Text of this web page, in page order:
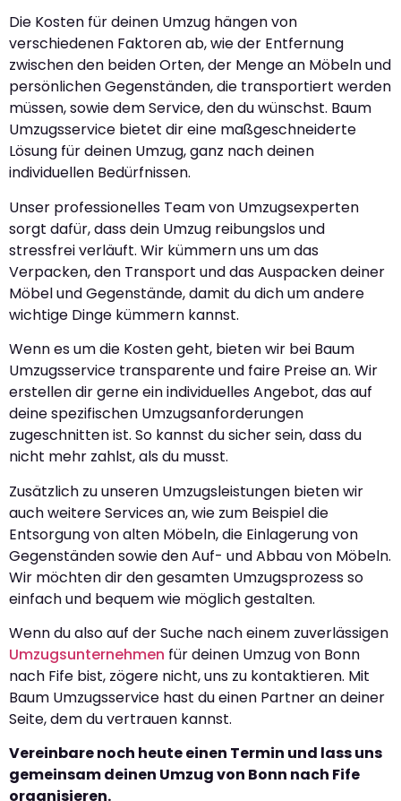
Die Kosten für deinen Umzug hängen von
verschiedenen Faktoren ab, wie der Entfernung
zwischen den beiden Orten, der Menge an Möbeln und
persönlichen Gegenständen, die transportiert werden
müssen, sowie dem Service, den du wünschst. Baum
Umzugsservice bietet dir eine maßgeschneiderte
Lösung für deinen Umzug, ganz nach deinen
individuellen Bedürfnissen.
Unser professionelles Team von Umzugsexperten
sorgt dafür, dass dein Umzug reibungslos und
stressfrei verläuft. Wir kümmern uns um das
Verpacken, den Transport und das Auspacken deiner
Möbel und Gegenstände, damit du dich um andere
wichtige Dinge kümmern kannst.
Wenn es um die Kosten geht, bieten wir bei Baum
Umzugsservice transparente und faire Preise an. Wir
erstellen dir gerne ein individuelles Angebot, das auf
deine spezifischen Umzugsanforderungen
zugeschnitten ist. So kannst du sicher sein, dass du
nicht mehr zahlst, als du musst.
Zusätzlich zu unseren Umzugsleistungen bieten wir
auch weitere Services an, wie zum Beispiel die
Entsorgung von alten Möbeln, die Einlagerung von
Gegenständen sowie den Auf- und Abbau von Möbeln.
Wir möchten dir den gesamten Umzugsprozess so
einfach und bequem wie möglich gestalten.
Wenn du also auf der Suche nach einem zuverlässigen
Umzugsunternehmen für deinen Umzug von Bonn
nach Fife bist, zögere nicht, uns zu kontaktieren. Mit
Baum Umzugsservice hast du einen Partner an deiner
Seite, dem du vertrauen kannst.
Vereinbare noch heute einen Termin und lass uns
gemeinsam deinen Umzug von Bonn nach Fife
organisieren.